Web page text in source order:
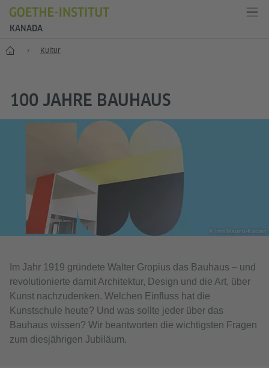
KANADA
Start Kultur
100 JAHRE BAUHAUS
© Irmi Maunu-Kocian
Im Jahr 1919 gründete Walter Gropius das Bauhaus – und
revolutionierte damit Architektur, Design und die Art, über
Kunst nachzudenken. Welchen Einfluss hat die
Kunstschule heute? Und was sollte jeder über das
Bauhaus wissen? Wir beantworten die wichtigsten Fragen
zum diesjährigen Jubiläum.